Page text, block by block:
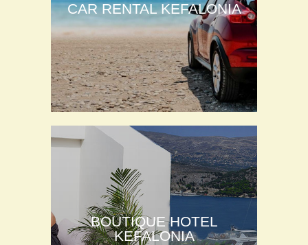
CAR RENTAL KEFALONIA
BOUTIQUE HOTEL
KEFALONIA